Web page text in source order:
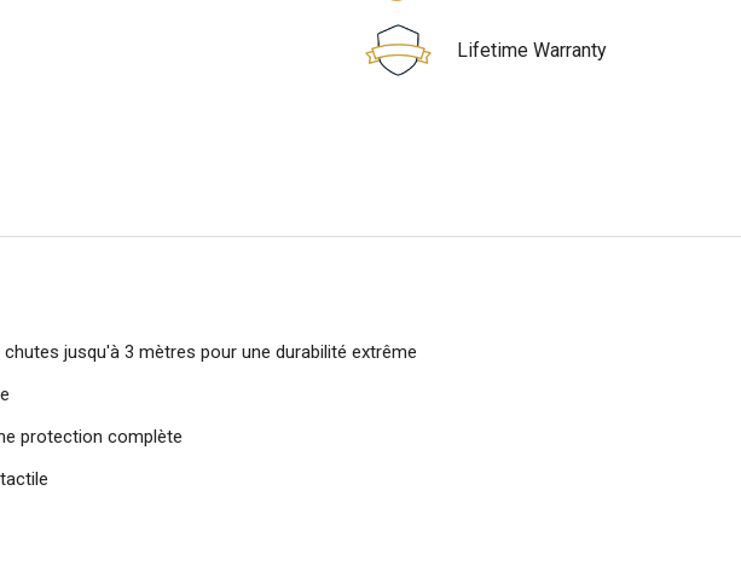
Lifetime Warranty
jusqu'à 3 mètres pour une durabilité extrême
protection complète